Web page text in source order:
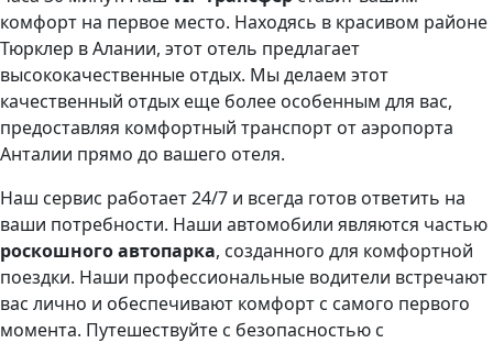
комфорт на первое место. Находясь в красивом районе
Тюрклер в Алании, этот отель предлагает
высококачественные отдых. Мы делаем этот
качественный отдых еще более особенным для вас,
предоставляя комфортный транспорт от аэропорта
Анталии прямо до вашего отеля.
Наш сервис работает 24/7 и всегда готов ответить на
ваши потребности. Наши автомобили являются частью
роскошного автопарка, созданного для комфортной
поездки. Наши профессиональные водители встречают
вас лично и обеспечивают комфорт с самого первого
момента. Путешествуйте с безопасностью с